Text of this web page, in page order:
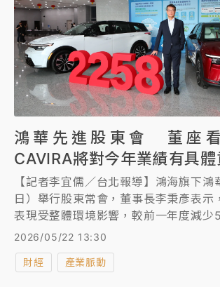
鴻華先進股東會 董座看
CAVIRA將對今年業績有具體
【記者李宜儒／台北報導】鴻海旗下
日）舉行股東常會，董事長李秉彥表
表現受整體環境影響，較前一年度減少
公司已採取相應對策，2026年透過海內
2026/05/22 13:30
財經 產業脈動